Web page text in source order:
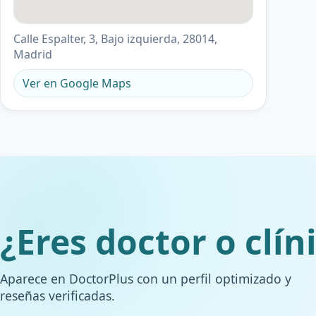
Calle Espalter, 3, Bajo izquierda, 28014,
Madrid
Ver en Google Maps
¿Eres doctor o
Aparece en DoctorPlus con un perfil optimizado y
reseñas verificadas.